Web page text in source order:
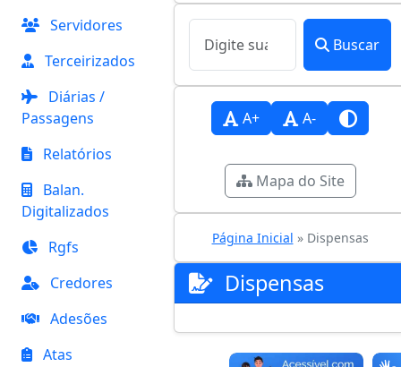
Servidores
Terceirizados
Diárias /
Passagens
Relatórios
Balan.
Digitalizados
Rgfs
Credores
Adesões
Atas
Buscar
A+ A-
Mapa do Site
Página Inicial » Dispensas
Dispensas